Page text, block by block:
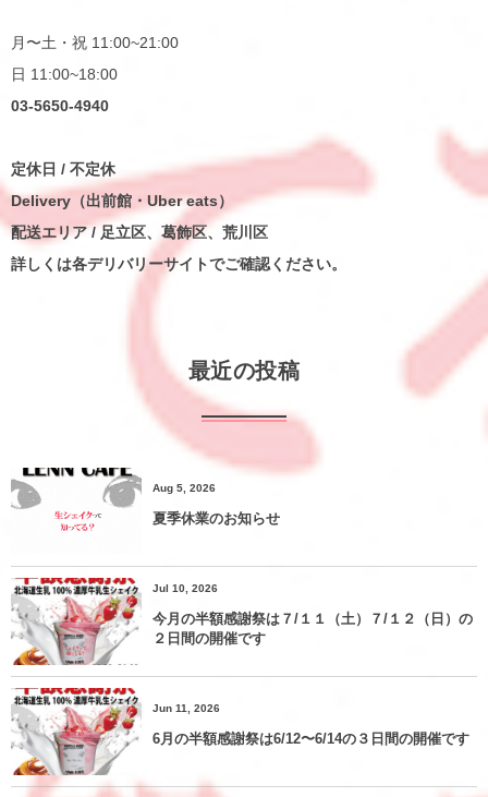
月〜土・祝 11:00~21:00
日 11:00~18:00
03-5650-4940
定休日 / 不定休
Delivery（出前館・Uber eats）
配送エリア / 足立区、葛飾区、荒川区
詳しくは各デリバリーサイトでご確認ください。
最近の投稿
Aug 5, 2026
夏季休業のお知らせ
Jul 10, 2026
今月の半額感謝祭は７/１１（土）７/１２（日）の
２日間の開催です
Jun 11, 2026
6月の半額感謝祭は6/12〜6/14の３日間の開催です